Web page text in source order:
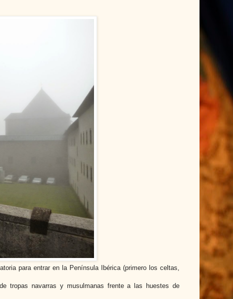
para entrar en la Península Ibérica (primero los celtas,
tropas navarras y musulmanas frente a las huestes de